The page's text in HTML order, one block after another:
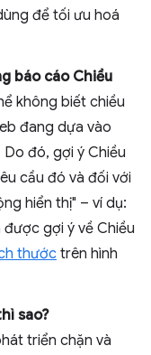
để tối ưu hoá
báo cáo Chiều
không biết chiều
đang dựa vào
đó, gợi ý Chiều
cầu đó và đối với
hiển thị" – ví dụ:
gợi ý về Chiều
thước trên hình
sao?
triển chặn và